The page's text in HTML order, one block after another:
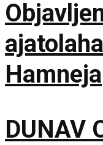
Hamneja
DUNAV